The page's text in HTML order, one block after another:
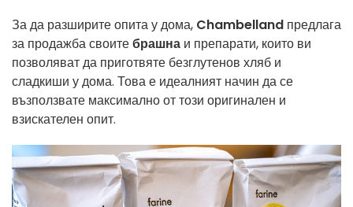
За да разширите опита у дома, Chambelland предлага
за продажба своитебрашна и препарати, които ви
позволяват да приготвяте безглутенов хляб и
сладкиши у дома. Това е идеалният начин да се
възползвате максимално от този оригинален и
взискателен опит.